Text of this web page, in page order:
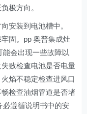
极方向。
安装到电池槽中。
固。pp 奥普集成灶
会出现一些故障以
败检查电池是否电量
焰不稳定检查进风口
检查油烟管道是否堵
必遵循说明书中的安